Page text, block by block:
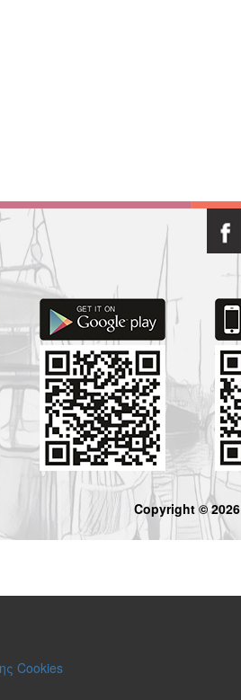
Copyright © 2026
Cookies